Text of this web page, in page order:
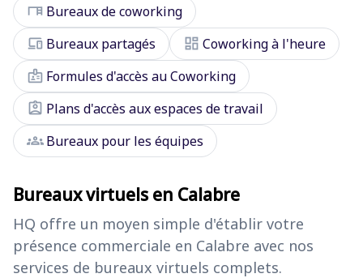
desk Bureaux de coworking
devices Bureaux partagés dashboard Coworking à l'heure
badge Formules d'accès au Coworking
assignment_ind Plans d'accès aux espaces de travail
groupsBureaux pour les équipes
Bureaux virtuels en Calabre
HQ offre un moyen simple d'établir votre
présence commerciale en Calabre avec nos
services de bureaux virtuels complets.